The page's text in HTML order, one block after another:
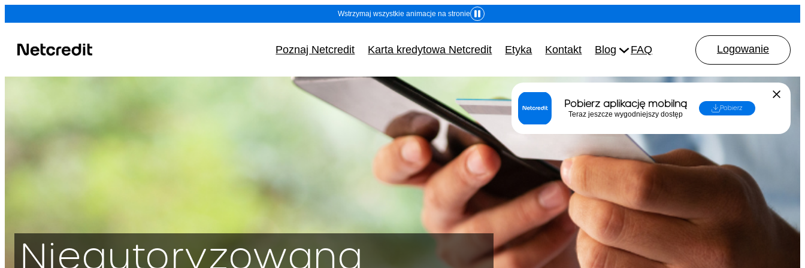
Wstrzymaj wszystkie animacje na stronie
Pobierz aplikację mobilną
Teraz jeszcze wygodniejszy dostęp
Pobierz
Poznaj Netcredit Karta kredytowa Netcredit Etyka Kontakt Blog FAQ Logowanie
Nieautoryzowana
1. Imię, nazwisko (nazwa) i adres (siedziba) kredytodawcy lub pośrednika
Kredytodawca
Dane identyfikacyjne:
(Adres, z którego ma korzystać konsument)
Fincard spółka z ograniczoną
odpowiedzialnością